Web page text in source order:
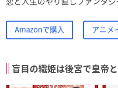
Amazonで購入 アニメ
盲目の織姫は後宮で皇帝